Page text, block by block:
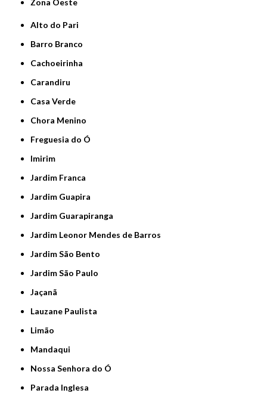
Zona Oeste
Alto do Pari
Barro Branco
Cachoeirinha
Carandiru
Casa Verde
Chora Menino
Freguesia do Ó
Imirim
Jardim Franca
Jardim Guapira
Jardim Guarapiranga
Jardim Leonor Mendes de Barros
Jardim São Bento
Jardim São Paulo
Jaçanã
Lauzane Paulista
Limão
Mandaqui
Nossa Senhora do Ó
Parada Inglesa